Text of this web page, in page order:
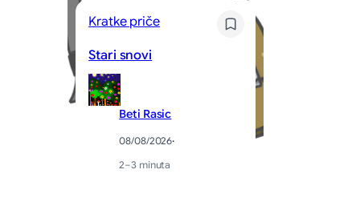
Kratke priče
Stari snovi
Beti Rasic
08/08/2026·
2–3 minuta